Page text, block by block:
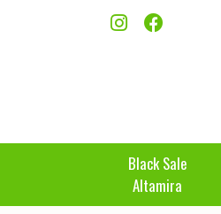
Black Sale
Altamira